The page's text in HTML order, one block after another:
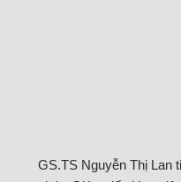
GS.TS Nguyễn Thị Lan